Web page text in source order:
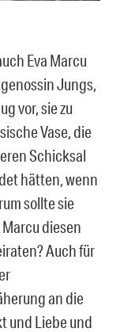
Eva Marcu
Jungs,
vor, sie zu
Vase, die
Schicksal
hätten, wenn
sollte sie
diesen
Auch für
an die
und Liebe und